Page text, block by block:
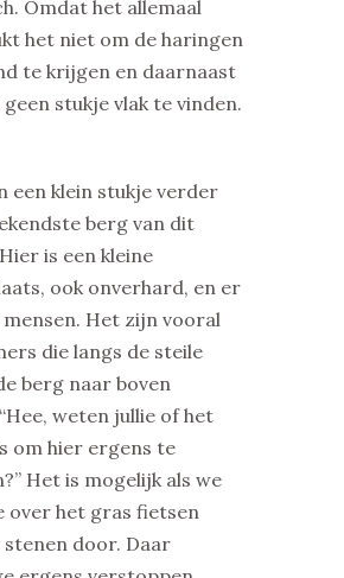
Omdat het allemaal
het niet om de haringen
te krijgen en daarnaast
stukje vlak te vinden.
een klein stukje verder
berg van dit
is een kleine
ook onverhard, en er
Het zijn vooral
die langs de steile
berg naar boven
weten jullie of het
om hier ergens te
Het is mogelijk als we
over het gras fietsen
stenen door. Daar